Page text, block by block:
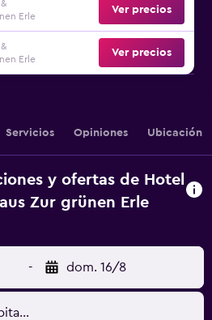
Erle
Ver precios
Erle
Ver precios
Servicios Opiniones Ubicación
y ofertas de Hotel
Zur grünen Erle
- dom. 16/8